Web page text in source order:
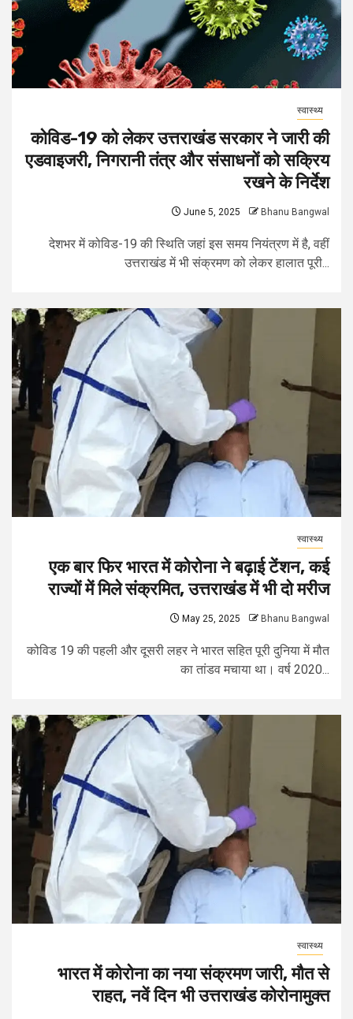
स्वास्थ्य
कोविड-19 को लेकर उत्तराखंड सरकार ने जारी की
एडवाइजरी, निगरानी तंत्र और संसाधनों को सक्रिय
रखने के निर्देश
June 5, 2025 Bhanu Bangwal
देशभर में कोविड-19 की स्थिति जहां इस समय नियंत्रण में है, वहीं
उत्तराखंड में भी संक्रमण को लेकर हालात पूरी...
स्वास्थ्य
एक बार फिर भारत में कोरोना ने बढ़ाई टेंशन, कई
राज्यों में मिले संक्रमित, उत्तराखंड में भी दो मरीज
May 25, 2025 Bhanu Bangwal
कोविड 19 की पहली और दूसरी लहर ने भारत सहित पूरी दुनिया में मौत
का तांडव मचाया था। वर्ष 2020...
स्वास्थ्य
भारत में कोरोना का नया संक्रमण जारी, मौत से
राहत, नवें दिन भी उत्तराखंड कोरोनामुक्त